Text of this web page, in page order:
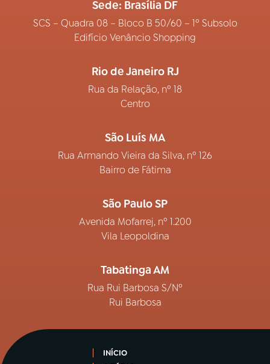
Sede: Brasília DF
SCS – Quadra 08 – Bloco B 50/60 – 1º Subsolo
Edifício Venâncio Shopping
Rio de Janeiro RJ
Rua da Relação, nº 18
Centro
São Luís MA
Rua Armando Vieira da Silva, nº 126
Bairro de Fátima
São Paulo SP
Avenida Mofarrej, nº 1.200
Vila Leopoldina
Tabatinga AM
Rua Rui Barbosa S/Nº
Rui Barbosa
INÍCIO